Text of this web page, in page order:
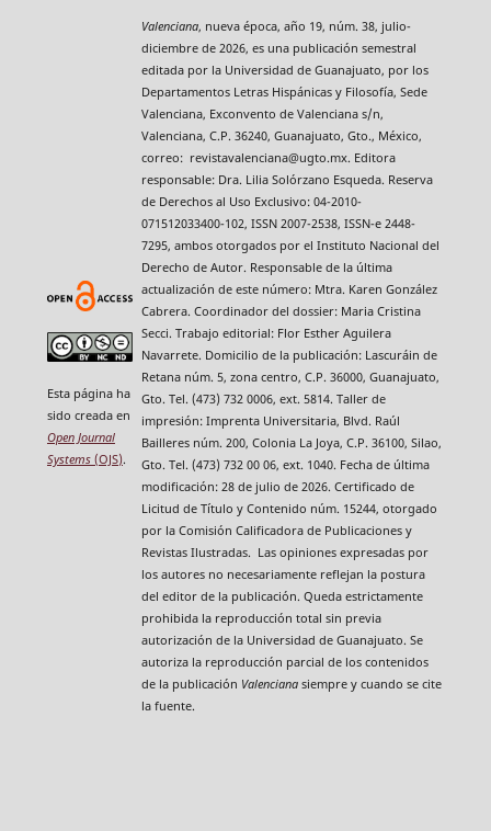
Esta página ha
sido creada en
Open Journal
Systems(OJS).
Valenciana, nueva época, año 19, núm. 38, julio-
diciembre de 2026, es una publicación semestral
editada por la Universidad de Guanajuato, por los
Departamentos Letras Hispánicas y Filosofía, Sede
Valenciana, Exconvento de Valenciana s/n,
Valenciana, C.P. 36240, Guanajuato, Gto., México,
correo: revistavalenciana@ugto.mx. Editora
responsable: Dra. Lilia Solórzano Esqueda. Reserva
de Derechos al Uso Exclusivo: 04-2010-
071512033400-102, ISSN 2007-2538, ISSN-e 2448-
7295, ambos otorgados por el Instituto Nacional del
Derecho de Autor. Responsable de la última
actualización de este número: Mtra. Karen González
Cabrera. Coordinador del dossier: Maria Cristina
Secci. Trabajo editorial: Flor Esther Aguilera
Navarrete. Domicilio de la publicación: Lascuráin de
Retana núm. 5, zona centro, C.P. 36000, Guanajuato,
Gto. Tel. (473) 732 0006, ext. 5814. Taller de
impresión: Imprenta Universitaria, Blvd. Raúl
Bailleres núm. 200, Colonia La Joya, C.P. 36100, Silao,
Gto. Tel. (473) 732 00 06, ext. 1040. Fecha de última
modificación: 28 de julio de 2026. Certificado de
Licitud de Título y Contenido núm. 15244, otorgado
por la Comisión Calificadora de Publicaciones y
Revistas Ilustradas. Las opiniones expresadas por
los autores no necesariamente reflejan la postura
del editor de la publicación. Queda estrictamente
prohibida la reproducción total sin previa
autorización de la Universidad de Guanajuato. Se
autoriza la reproducción parcial de los contenidos
de la publicación Valencianasiempre y cuando se cite
la fuente.